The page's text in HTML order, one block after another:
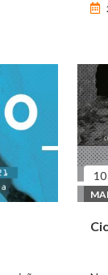
10
MAI